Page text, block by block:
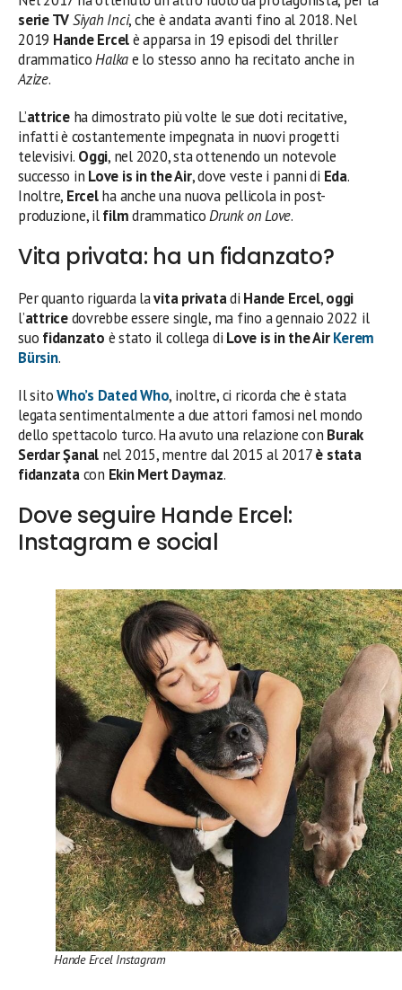
serie TVSiyah Inci, che è andata avanti fino al 2018. Nel
2019 Hande Ercelè apparsa in 19 episodi del thriller
drammaticoHalkae lo stesso anno ha recitato anche in
Azize.
L’attriceha dimostrato più volte le sue doti recitative,
infatti è costantemente impegnata in nuovi progetti
televisivi. Oggi, nel 2020, sta ottenendo un notevole
successo in Love is in the Air, dove veste i panni di Eda.
Inoltre, Ercelha anche una nuova pellicola in post-
produzione, ilfilmdrammaticoDrunk on Love.
Vita privata: ha un fidanzato?
Per quanto riguarda lavita privatadi Hande Ercel,oggi
l’attricedovrebbe essere single, ma fino a gennaio 2022 il
suo fidanzato è stato il collega di Love is in the AirKerem
Bürsin.
Il sitoWho’s Dated Who, inoltre, ci ricorda che è stata
legata sentimentalmente a due attori famosi nel mondo
dello spettacolo turco. Ha avuto una relazione con Burak
Serdar Şanal nel 2015, mentre dal 2015 al 2017è stata
fidanzatacon Ekin Mert Daymaz.
Dove seguire Hande Ercel:
Instagram e social
Hande Ercel Instagram